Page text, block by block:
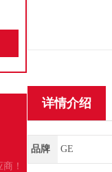
！
详情介绍
品牌 GE